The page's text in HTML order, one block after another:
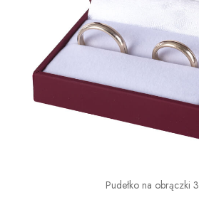
Pudełko na obrączki 3